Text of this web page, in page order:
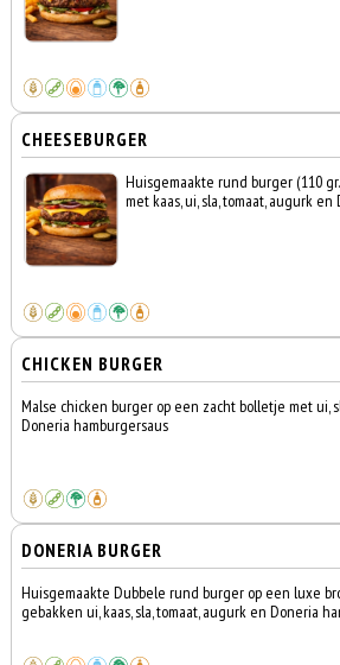
CHEESEBURGER
Huisgemaakte rund burger (110
met kaas, ui, sla, tomaat, augurk
CHICKEN BURGER
Malse chicken burger op een zacht bolletje met ui,
Doneria hamburgersaus
DONERIA BURGER
Huisgemaakte Dubbele rund burger op een luxe
gebakken ui, kaas, sla, tomaat, augurk en Doneria